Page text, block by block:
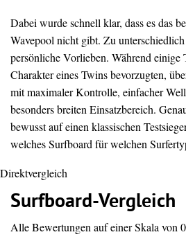
Dabei wurde schnell klar, dass es das
Wavepool nicht gibt. Zu
persönliche Vorlieben. Während einige
Charakter eines Twins bevorzugten,
mit maximaler Kontrolle, einfacher
besonders breiten Einsatzbereich.
bewusst auf einen klassischen
welches Surfboard für welchen
Direktvergleich
Surfboard-Vergleich
Alle Bewertungen auf einer Skala von